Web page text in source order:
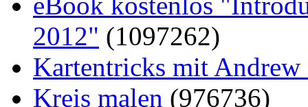
2012" (1097262)
Kartentricks mit
Kreis malen (976736)